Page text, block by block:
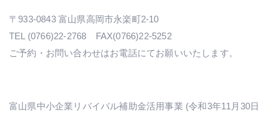
〒933-0843 富山県高岡市永楽町2-10
TEL (0766)22-2768 FAX(0766)22-5252
ご予約・お問い合わせはお電話にてお願いいたします。
富山県中小企業リバイバル補助金活用事業 (令和3年11月30日